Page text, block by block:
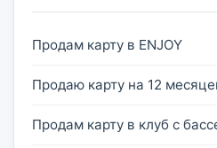
Продам карту в ENJOY
Продаю карту на 12
Продам карту в клуб с